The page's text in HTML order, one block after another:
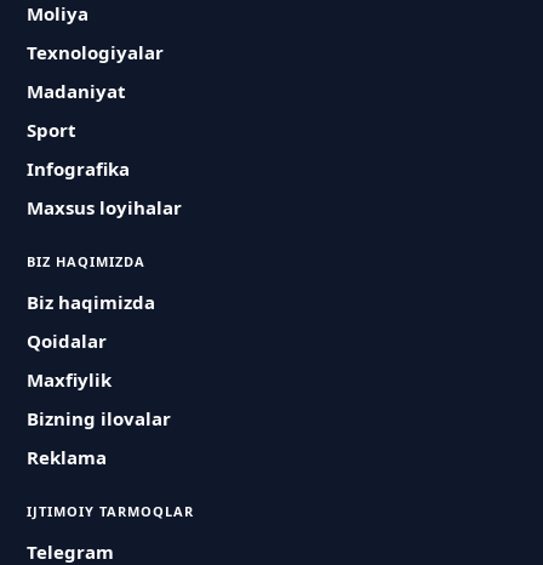
Moliya
Texnologiyalar
Madaniyat
Sport
Infografika
Maxsus loyihalar
BIZ HAQIMIZDA
Biz haqimizda
Qoidalar
Maxfiylik
Bizning ilovalar
Reklama
IJTIMOIY TARMOQLAR
Telegram